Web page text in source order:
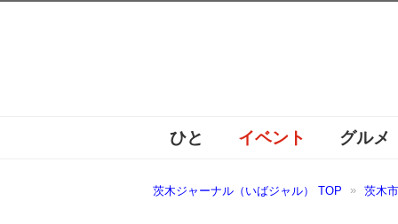
ひと イベント グルメ
茨木ジャーナル（いばジャル） TOP 茨木